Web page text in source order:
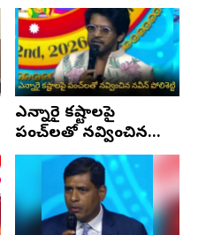
ప్రయాణ సమయంలో
స్టేటస్ ప్రూఫ్స్ తప్పనిసరి..!
ఎన్నారై కష్టాలపై
పంచ్‌లతో నవ్వించిన
నవీన్ పోలిశెట్టి